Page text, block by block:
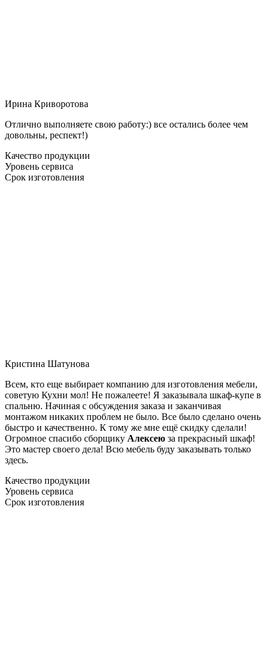
Ирина Криворотова
Отлично выполняете свою работу:) все остались более чем
довольны, респект!)
Качество продукции
Уровень сервиса
Срок изготовления
Кристина Шатунова
Всем, кто еще выбирает компанию для изготовления мебели,
советую Кухни мол! Не пожалеете! Я заказывала шкаф-купе в
спальню. Начиная с обсуждения заказа и заканчивая
монтажом никаких проблем не было. Все было сделано очень
быстро и качественно. К тому же мне ещё скидку сделали!
Огромное спасибо сборщику Алексею за прекрасный шкаф!
Это мастер своего дела! Всю мебель буду заказывать только
здесь.
Качество продукции
Уровень сервиса
Срок изготовления